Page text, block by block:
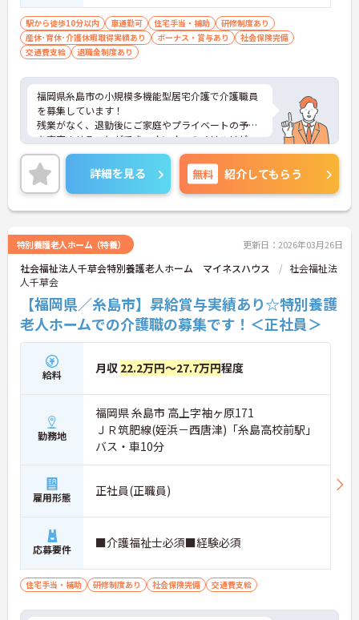
免許：必須
駅から徒歩10分以内 車通勤可 住宅手当・補助
研修制度あり
産休･育休･介護休暇取得実績あり
ボーナス・賞与あり
社会保険完備
交通費支給
退職金制度あり
福岡県糸島市の小規模多機能型居宅介護で介護職員
を募集しています！
残業がなく、退勤後にご家庭やプライベートの予定
を充実させることができ、オンオフのメリハリがつ
けやすい職場です◎最寄り駅から徒歩2分でマイカ
ー通勤も可能！無料駐車場も完備されており、様々
な手段で通勤できるのも嬉しいポイントです♪
ご興味のある方は、面接のポイントをお伝えします
のでお気軽にご連絡ください！
詳細を見る 無料 紹介してもらう
特別養護老人ホーム（特養） 更新日：2026年03月26日
社会福祉法人千草会特別養護老人ホーム マイネスハウス
社会福祉法
人千草会
【福岡県／糸島市】昇給賞与実績あり☆特別養護
老人ホームでの介護職の募集です！＜正社員＞
給料 月収 22.2万円～27.7万円程度
勤務地
福岡県 糸島市 高上字袖ヶ原171
ＪＲ筑肥線(姪浜－西唐津)「糸島高校前駅」
バス・車10分
雇用形態 正社員(正職員)
応募要件 ■介護福祉士必須■経験必須
住宅手当・補助 研修制度あり 社会保険完備 交通費支給